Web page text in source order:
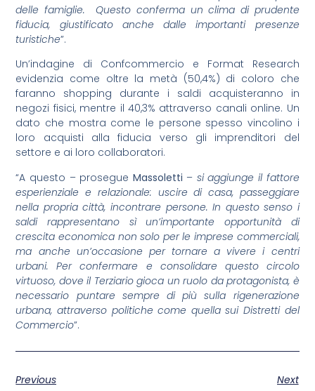
delle famiglie. Questo conferma un clima di prudente
fiducia, giustificato anche dalle importanti presenze
turistiche”.
Un’indagine di Confcommercio e Format Research
evidenzia come oltre la metà (50,4%) di coloro che
faranno shopping durante i saldi acquisteranno in
negozi fisici, mentre il 40,3% attraverso canali online. Un
dato che mostra come le persone spesso vincolino i
loro acquisti alla fiducia verso gli imprenditori del
settore e ai loro collaboratori.
“A questo – prosegue Massoletti – si aggiunge il fattore
esperienziale e relazionale: uscire di casa, passeggiare
nella propria città, incontrare persone. In questo senso i
saldi rappresentano sì un’importante opportunità di
crescita economica non solo per le imprese commerciali,
ma anche un’occasione per tornare a vivere i centri
urbani. Per confermare e consolidare questo circolo
virtuoso, dove il Terziario gioca un ruolo da protagonista, è
necessario puntare sempre di più sulla rigenerazione
urbana, attraverso politiche come quella sui Distretti del
Commercio”.
Previous
Next